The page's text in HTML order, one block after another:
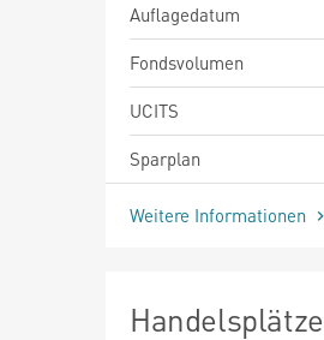
Auflagedatum
Fondsvolumen
UCITS
Sparplan
Weitere Informationen
Handelsplätze